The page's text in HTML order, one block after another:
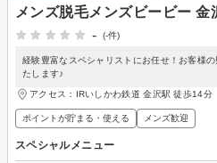
メンズ脱毛メンズビービー 金
-
(-件)
経験豊富なスペシャリストにお任せ！お客様
たします♪
アクセス：IRいしかわ鉄道 金沢駅 徒歩14分
ポイントが貯まる・使える メンズ歓迎
スペシャルメニュー